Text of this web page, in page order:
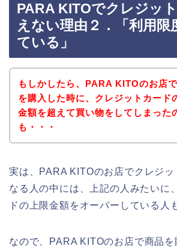
PARA KITOでクレジッ
えない理由２．「利用限
ている」
もしかしたら、PARA KITOのお店
を購入した時に、クレジットカード
金額を超えて買い物をしてしまった
も・・・
実は、PARA KITOのお店でクレジッ
なる人の中には、上記の人みたいに
ドの上限金額をオーバーしている人
なので、PARA KITOのお店で商品を